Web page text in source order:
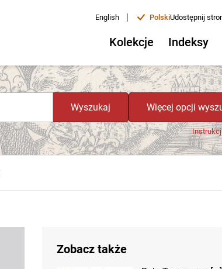
English | PolskiUdostępnij
Kolekcje Indeksy
Wyszukaj Więcej opcji
Zobacz także